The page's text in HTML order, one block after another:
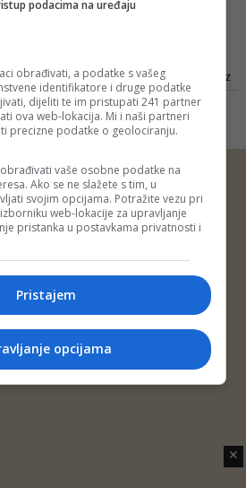
izbora mladih i nekontaminiranih
saopćeno je iz Foruma mladih
SDP-a
za mlade jer je odlazak mladih iz
BiH jedan od gorućih problema,
kazao je Čengić o kampanji kojoj
su se pridružili mladi iz brojnih bh.
© 2014 Depo Portal
Marketing
Privatnost korisnika
✕
podacima na uređaju
obrađivati, a podatke s vašeg
identifikatore i druge podatke
dijeliti te im pristupati 241 partner
ova web-lokacija. Mi i naši partneri
precizne podatke o geolociranju.
vaše osobne podatke na
Ako se ne slažete s tim, u
svojim opcijama. Potražite vezu pri
web-lokacije za upravljanje
pristanka u postavkama privatnosti i
Pristajem
opcijama